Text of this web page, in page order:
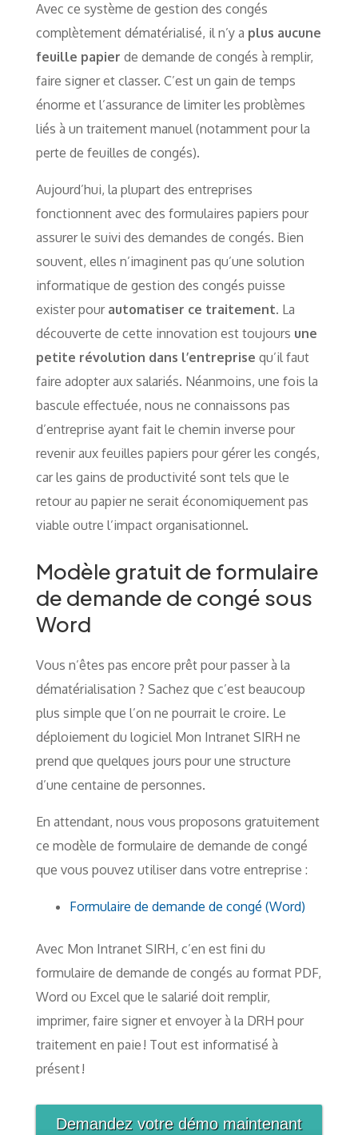
Avec ce système de gestion des congés
complètement dématérialisé, il n’y a plus aucune
feuille papier de demande de congés à remplir,
faire signer et classer. C’est un gain de temps
énorme et l’assurance de limiter les problèmes
liés à un traitement manuel (notamment pour la
perte de feuilles de congés).
Aujourd’hui, la plupart des entreprises
fonctionnent avec des formulaires papiers pour
assurer le suivi des demandes de congés. Bien
souvent, elles n’imaginent pas qu’une solution
informatique de gestion des congés puisse
exister pour automatiser ce traitement. La
découverte de cette innovation est toujours une
petite révolution dans l’entreprise qu’il faut
faire adopter aux salariés. Néanmoins, une fois la
bascule effectuée, nous ne connaissons pas
d’entreprise ayant fait le chemin inverse pour
revenir aux feuilles papiers pour gérer les congés,
car les gains de productivité sont tels que le
retour au papier ne serait économiquement pas
viable outre l’impact organisationnel.
Modèle gratuit de formulaire
de demande de congé sous
Word
Vous n’êtes pas encore prêt pour passer à la
dématérialisation ? Sachez que c’est beaucoup
plus simple que l’on ne pourrait le croire. Le
déploiement du logiciel Mon Intranet SIRH ne
prend que quelques jours pour une structure
d’une centaine de personnes.
En attendant, nous vous proposons gratuitement
ce modèle de formulaire de demande de congé
que vous pouvez utiliser dans votre entreprise :
Formulaire de demande de congé (Word)
Avec Mon Intranet SIRH, c’en est fini du
formulaire de demande de congés au format PDF,
Word ou Excel que le salarié doit remplir,
imprimer, faire signer et envoyer à la DRH pour
traitement en paie ! Tout est informatisé à
présent !
Demandez votre démo maintenant